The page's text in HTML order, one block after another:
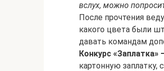
вслух, можно
После прочтения
какого цвета были
давать командам
Конкурс «Заплатка»
картонную